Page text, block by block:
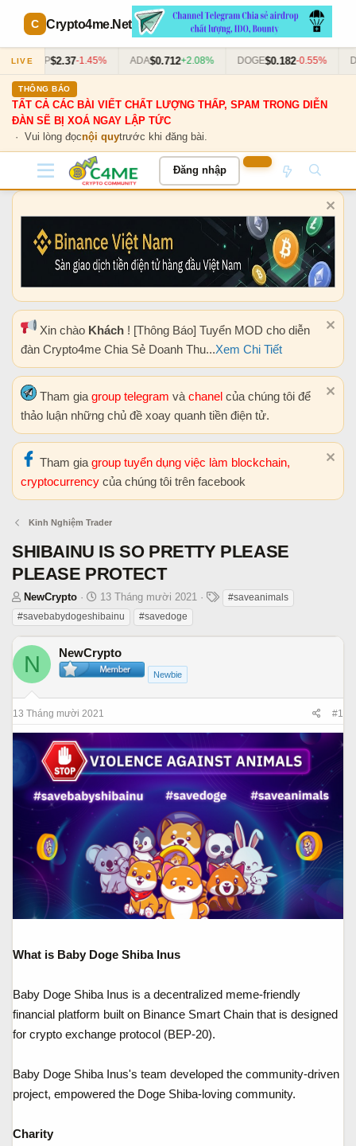
Crypto4me.Net
LIVE
XRP $2.37-1.45% ADA$0.712+2.08% DOGE$0.182-0.55%
THÔNG BÁO
TẤT CẢ CÁC BÀI VIẾT CHẤT LƯỢNG THẤP, SPAM TRONG DIỄN
ĐÀN SẼ BỊ XOÁ NGAY LẬP TỨC
· Vui lòng đọcnội quytrước khi đăng bài.
Đăng nhập
Xin chào Khách ! [Thông Báo] Tuyển MOD cho diễn
đàn Crypto4me Chia Sẻ Doanh Thu...Xem Chi Tiết
Tham gia group telegram và chanel của chúng tôi để
thảo luận những chủ đề xoay quanh tiền điện tử.
Tham gia group tuyển dụng việc làm blockchain,
cryptocurrency của chúng tôi trên facebook
Kinh Nghiệm Trader
SHIBAINU IS SO PRETTY PLEASE
PLEASE PROTECT
T
h
r
e
a
d
r
r
NewCrypto
N
g
à
b
ắ
đ
13 Tháng mười 2021
#saveanimals
#savebabydogeshibainu
#savedoge
N NewCrypto
Newbie
13 Tháng mười 2021 #1
What is Baby Doge Shiba Inus
Baby Doge Shiba Inus is a decentralized meme-friendly
financial platform built on Binance Smart Chain that is designed
for crypto exchange protocol (BEP-20).
Baby Doge Shiba Inus's team developed the community-driven
project, empowered the Doge Shiba-loving community.
Charity